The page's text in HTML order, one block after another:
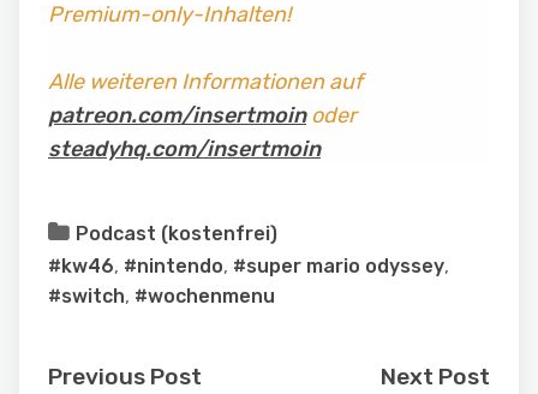
Premium-only-Inhalten!
Alle weiteren Informationen auf
patreon.com/insertmoinoder
steadyhq.com/insertmoin
Podcast (kostenfrei)
#kw46, #nintendo, #super mario odyssey,
#switch, #wochenmenu
Previous Post
Next Post